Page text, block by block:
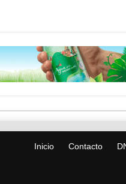
Inicio Contacto